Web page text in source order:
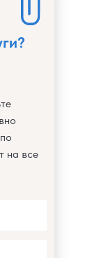
на все